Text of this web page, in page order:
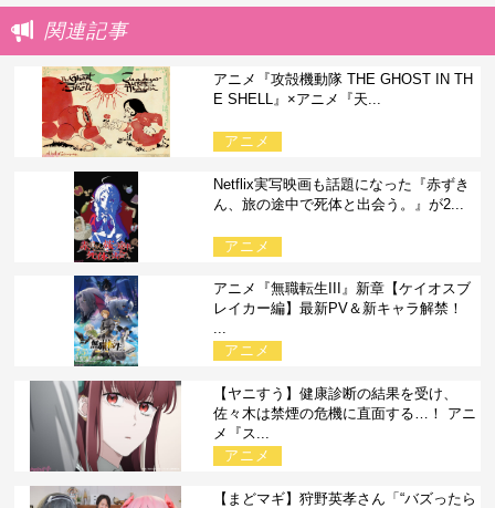
関連記事
アニメ『攻殻機動隊 THE GHOST IN TH
E SHELL』×アニメ『天...
アニメ
Netflix実写映画も話題になった『赤ずき
ん、旅の途中で死体と出会う。』が2...
アニメ
アニメ『無職転生III』新章【ケイオスブ
レイカー編】最新PV＆新キャラ解禁！
...
アニメ
【ヤニすう】健康診断の結果を受け、
佐々木は禁煙の危機に直面する…！ アニ
メ『ス...
アニメ
【まどマギ】狩野英孝さん「“バズったら